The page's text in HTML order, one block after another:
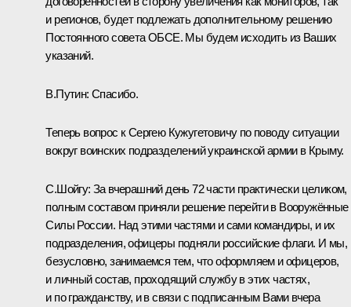
и регионов, будет подлежать дополнительному решению
Постоянного совета ОБСЕ. Мы будем исходить из Ваших
указаний.
B.Путин: Спасибо.
Теперь вопрос к Сергею Кужугетовичу по поводу ситуации
вокруг воинских подразделений украинской армии в Крыму.
С.Шойгу: За вчерашний день 72 части практически целиком,
полным составом приняли решение перейти в Вооружённые
Силы России. Над этими частями и сами командиры, и их
подразделения, офицеры подняли российские флаги. И мы,
безусловно, занимаемся тем, что оформляем и офицеров,
и личный состав, проходящий службу в этих частях,
и по гражданству, и в связи с подписанным Вами вчера